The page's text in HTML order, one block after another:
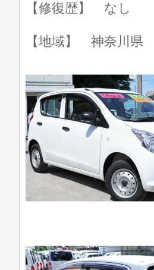
【修復歴】 なし
【地域】 神奈川県